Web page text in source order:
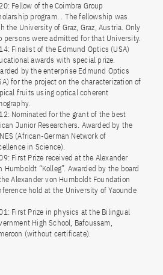
Fellow of the Coimbra Group
program. . The fellowship was
the University of Graz, Graz, Austria. Only
persons were admitted for that University.
Finalist of the Edmund Optics (USA)
awards with special prize.
by the enterprise Edmund Optics
for the project on the characterization of
fruits using optical coherent
Nominated for the grant of the best
Junior Researchers. Awarded by the
(African-German Network of
in Science).
First Prize received at the Alexander
Humboldt “Kolleg”. Awarded by the board
Alexander von Humboldt Foundation
hold at the University of Yaounde
First Prize in physics at the Bilingual
High School, Bafoussam,
(without certificate).